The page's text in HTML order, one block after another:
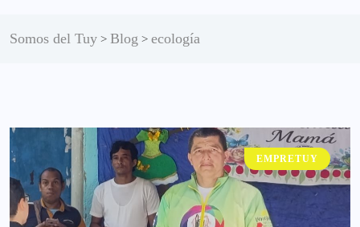
Somos del Tuy > Blog > ecología
EMPRETUY